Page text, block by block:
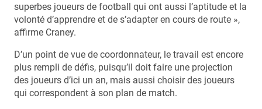
superbes joueurs de football qui ont aussi l’aptitude et la
volonté d’apprendre et de s’adapter en cours de route »,
affirme Craney.
D’un point de vue de coordonnateur, le travail est encore
plus rempli de défis, puisqu’il doit faire une projection
des joueurs d’ici un an, mais aussi choisir des joueurs
qui correspondent à son plan de match.